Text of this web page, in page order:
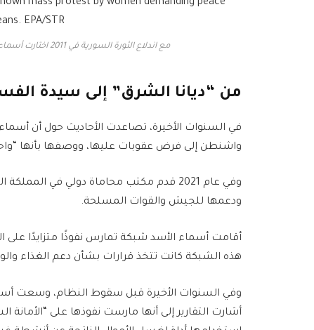
مع اندلاع الثورة السورية في 2011 اختارت أسماء الأسد الوقوف بقوة إلى جانب نظام زوجها (الأوروبية)
من “ديانا الشرق” إلى سيدة
في السنوات الأخيرة، تصاعدت الأحاديث حول أن
واشنطن إلى فرض عقوبات عليها، ووصفها بأنها
وفي عام 2021 قدم مكتب محاماة دولي في
ودعمها للجيش والقوات المسلحة.
أقامت أسماء الأسد شبكة تمارس نفوذًا متزايدًا على
هذه الشبكة كانت تتخذ قرارات بشأن دعم الغذاء
وفي السنوات الأخيرة قبل سقوط النظام، وسعت